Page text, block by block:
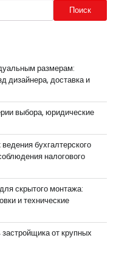
Поиск
размерам:
дизайнера, доставка и
выбора, юридические
бухгалтерского
налогового
скрытого монтажа:
и технические
от крупных